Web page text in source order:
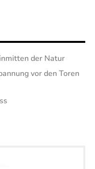
der Natur
vor den Toren